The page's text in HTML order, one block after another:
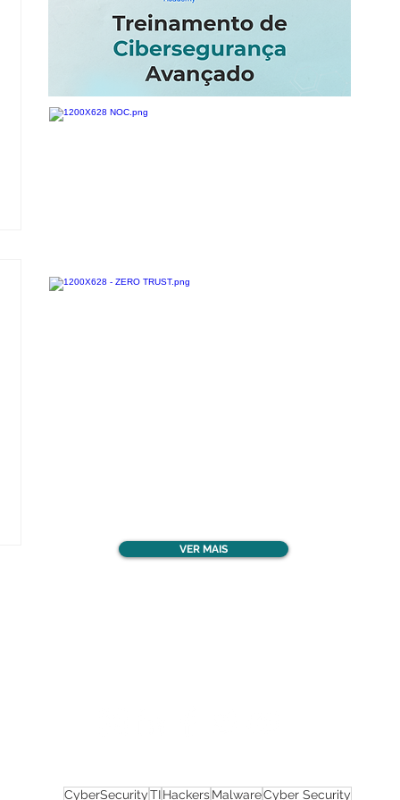
VER MAIS
CyberSecurityTI Hackers MalwareCyber Security